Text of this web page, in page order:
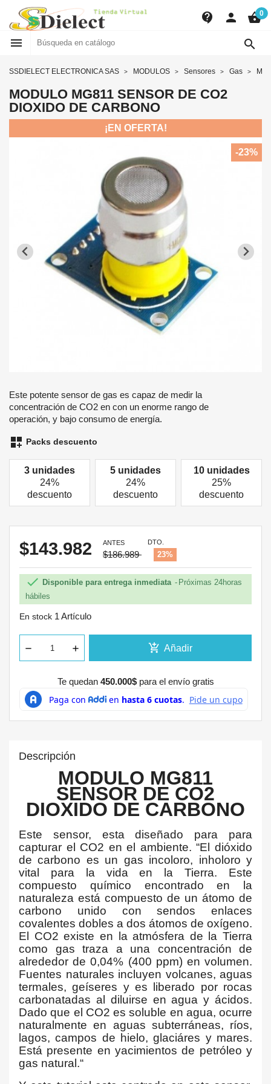
contact_support person shopping_basket0
 
SSDIELECT ELECTRONICA SAS MODULOS Sensores Gas
MODULO MG811 SENSOR DE CO2
DIOXIDO DE CARBONO
¡EN OFERTA!
-23%
Este potente sensor de gas es capaz de medir la
concentración de CO2 en con un enorme rango de
operación, y bajo consumo de energía.
dashboard_customize Packs descuento
3 unidades
24%
descuento
5 unidades
24%
descuento
10 unidades
25%
descuento
$143.982 ANTES
$186.989
DTO.
23%
 Disponible para entrega inmediata
Próximas 24horas
hábiles
En stock 1 Artículo
add_shopping_cart Añadir
Te quedan 450.000$para el envío gratis
Descripción
MODULO MG811
SENSOR DE CO2
DIOXIDO DE CARBONO
Este sensor, esta diseñado para para
capturar el CO2 en el ambiente. “El dióxido
de carbono es un gas incoloro, inholoro y
vital para la vida en la Tierra. Este
compuesto químico encontrado en la
naturaleza está compuesto de un átomo de
carbono unido con sendos enlaces
covalentes dobles a dos átomos de oxígeno.
El CO2 existe en la atmósfera de la Tierra
como gas traza a una concentración de
alrededor de 0,04% (400 ppm) en volumen.
Fuentes naturales incluyen volcanes, aguas
termales, geíseres y es liberado por rocas
carbonatadas al diluirse en agua y ácidos.
Dado que el CO2 es soluble en agua, ocurre
naturalmente en aguas subterráneas, ríos,
lagos, campos de hielo, glaciáres y mares.
Está presente en yacimientos de petróleo y
gas natural.“